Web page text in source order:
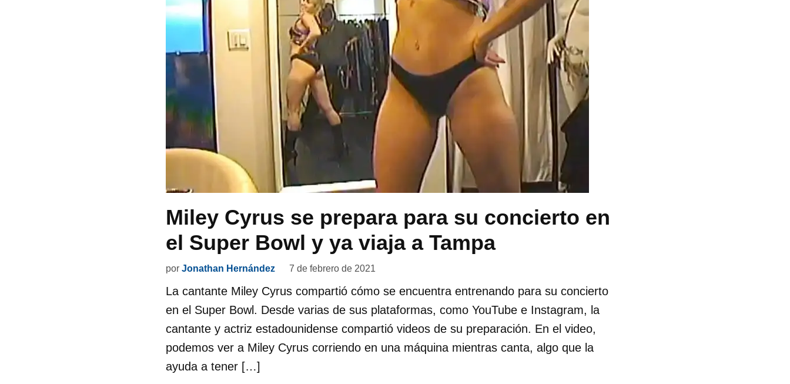
Miley Cyrus se prepara para su concierto en
el Super Bowl y ya viaja a Tampa
por Jonathan Hernández 7 de febrero de 2021
La cantante Miley Cyrus compartió cómo se encuentra entrenando para su concierto
en el Super Bowl. Desde varias de sus plataformas, como YouTube e Instagram, la
cantante y actriz estadounidense compartió videos de su preparación. En el video,
podemos ver a Miley Cyrus corriendo en una máquina mientras canta, algo que la
ayuda a tener […]